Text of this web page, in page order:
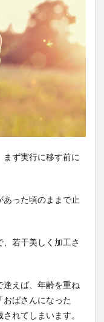
ず実行に移す前に
った頃のままで止
若干美しく加工さ
逢えば、年齢を重ね
おばさんになった
れてしまいます。